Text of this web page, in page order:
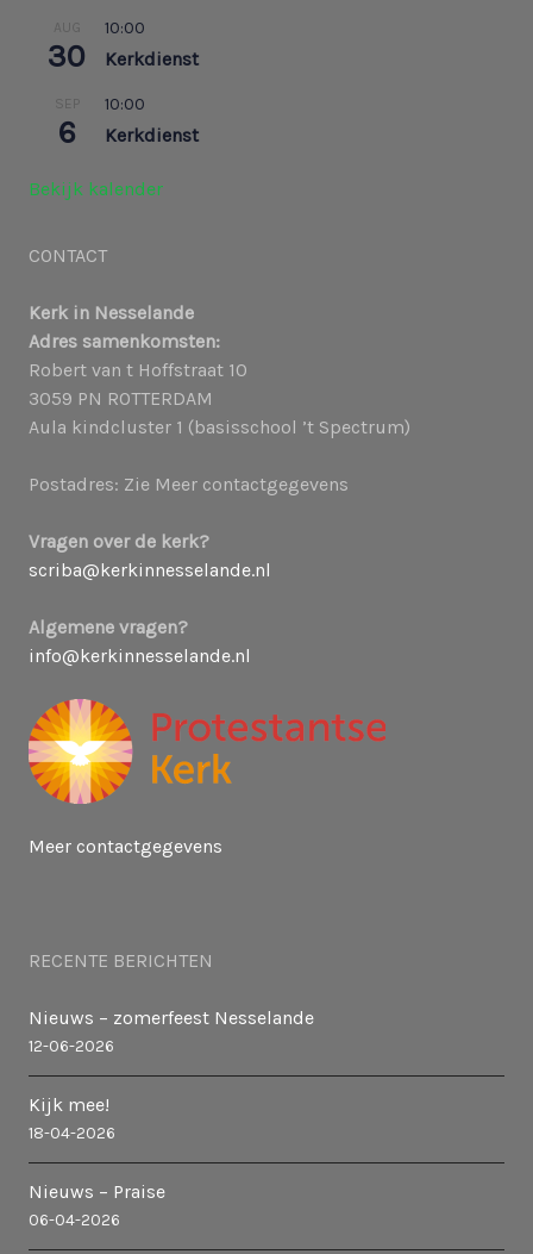
AUG
30
10:00
Kerkdienst
6
10:00
Kerkdienst
Bekijk kalender
CONTACT
Kerk in Nesselande
Adres samenkomsten:
Robert van t Hoffstraat 10
3059 PN ROTTERDAM
Aula kindcluster 1 (basisschool ’t Spectrum)
Postadres: Zie Meer contactgegevens
Vragen over de kerk?
scriba@kerkinnesselande.nl
Algemene vragen?
info@kerkinnesselande.nl
Meer contactgegevens
RECENTE BERICHTEN
Nieuws – zomerfeest Nesselande
12-06-2026
Kijk mee!
18-04-2026
Nieuws – Praise
06-04-2026